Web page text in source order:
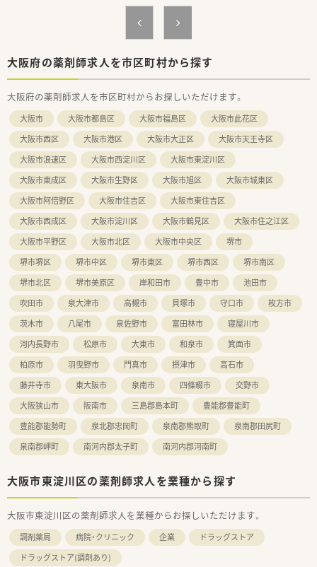
で社員のやる気を重視されています。
■調剤薬局以外にドラッグストア、介護事業所、施術所など多角
■女性の働く環境への理解のある企業で、産休・育休はもちろ
◇こんな方におすすめ◇
■夜の勤務なく週20時間程度の勤務をされたい方！
大阪府の薬剤師求人を市区町村から探す
大阪府の薬剤師求人を市区町村からお探しいただけます。
大阪市 大阪市都島区 大阪市福島区
大阪市此花区
大阪市西区
大阪市港区 大阪市大正区
大阪市天王寺区
大阪市浪速区
大阪市西淀川区
大阪市東淀川区
大阪市東成区
大阪市生野区 大阪市旭区
大阪市城東区
大阪市阿倍野区
大阪市住吉区
大阪市東住吉区
大阪市西成区
大阪市淀川区 大阪市鶴見区
大阪市住之江区
大阪市平野区
大阪市北区 大阪市中央区
堺市
堺市堺区
堺市中区 堺市東区 堺市西区
堺市南区
堺市北区
堺市美原区 岸和田市 豊中市
池田市
吹田市
泉大津市 高槻市 貝塚市 守口市
枚方市
茨木市
八尾市 泉佐野市 富田林市
寝屋川市
河内長野市
松原市 大東市 和泉市
箕面市
柏原市
羽曳野市 門真市 摂津市
高石市
藤井寺市
東大阪市 泉南市 四條畷市
交野市
大阪狭山市
阪南市 三島郡島本町
豊能郡豊能町
豊能郡能勢町
泉北郡忠岡町 泉南郡熊取町
泉南郡田尻町
泉南郡岬町
南河内郡太子町 南河内郡河南町
大阪市東淀川区の薬剤師求人を業種から探す
大阪市東淀川区の薬剤師求人を業種からお探しいただけます。
調剤薬局 病院・クリニック 企業
ドラッグストア
ドラッグストア(調剤あり)